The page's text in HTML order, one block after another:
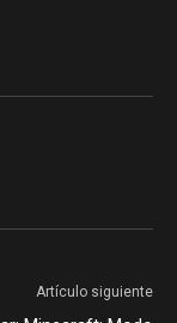
Artículo siguiente